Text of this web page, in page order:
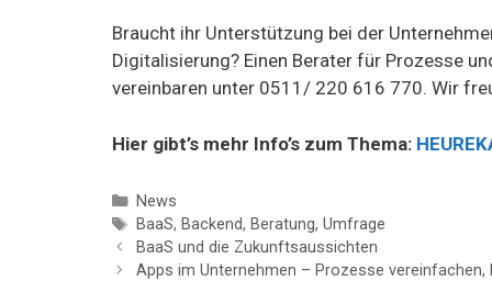
Braucht ihr Unterstützung bei der
Digitalisierung? Einen Berater für Prozesse
vereinbaren unter 0511/ 220 616 770. Wir
Hier gibt’s mehr Info’s zum Thema:
Kategorien
News
Schlagwörter
BaaS, Backend, Beratung, Umfrage
BaaS und die Zukunftsaussichten
Apps im Unternehmen – Prozesse vereinfachen,